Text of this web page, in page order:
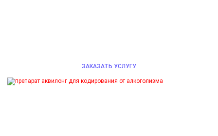
ЗАКАЗАТЬ УСЛУГУ